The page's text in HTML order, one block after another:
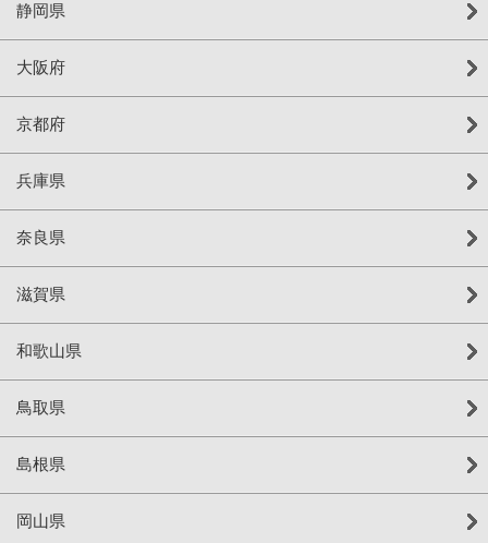
静岡県
大阪府
京都府
兵庫県
奈良県
滋賀県
和歌山県
鳥取県
島根県
岡山県